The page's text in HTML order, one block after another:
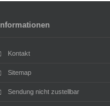
Informationen
Kontakt
Sitemap
Sendung nicht zustellbar